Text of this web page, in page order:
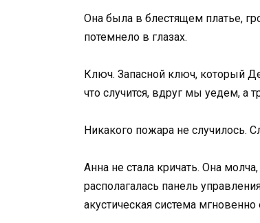
Она была в блестящем платье,
потемнело в глазах.
Ключ. Запасной ключ, который
что случится, вдруг мы уедем, а
Никакого пожара не случилось.
Анна не стала кричать. Она
располагалась панель
акустическая система